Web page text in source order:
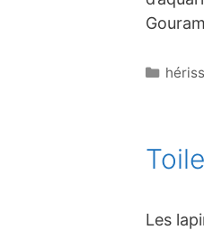
Les